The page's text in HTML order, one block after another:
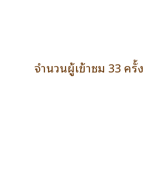
จำนวนผู้เข้าชม 33 ครั้ง